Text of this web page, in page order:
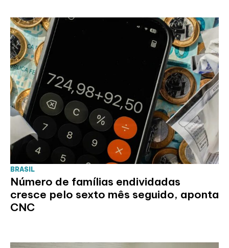
BRASIL
Número de famílias endividadas
cresce pelo sexto mês seguido, aponta
CNC